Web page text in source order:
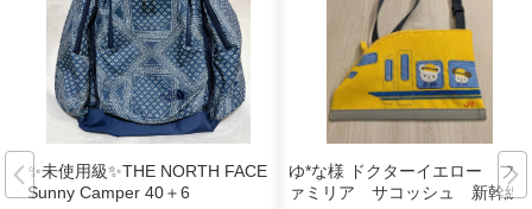
✨未使用級✨THE NORTH FACE
Sunny Camper 40＋6
ゆ*な様 ドクターイエロー フ
ァミリア サコッシュ 新幹線